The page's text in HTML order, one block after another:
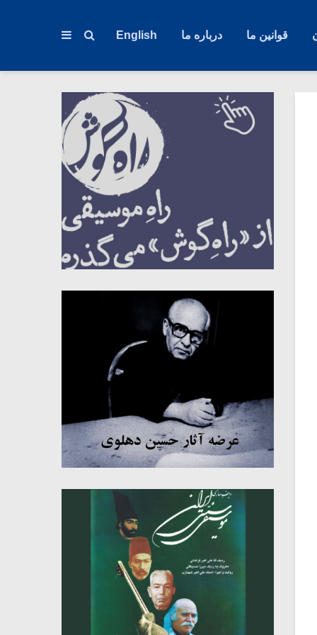
قوانین ما درباره ما English
میکلوش روژا